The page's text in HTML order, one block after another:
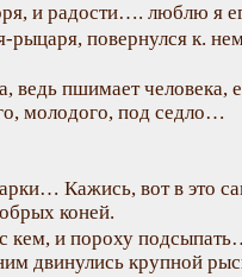
и радости…. люблю я
рыцаря, повернулся к.
ведь пшимает человека,
молодого, под седло…
Кажись, вот в это
коней.
кем, и пороху
двинулись крупной